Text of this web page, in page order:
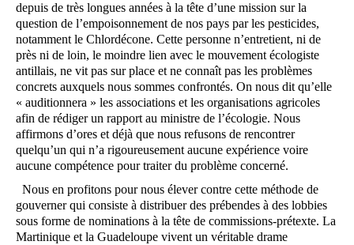
depuis de très longues années à la tête d’une mission sur la
question de l’empoisonnement de nos pays par les pesticides,
notamment le Chlordécone. Cette personne n’entretient, ni de
près ni de loin, le moindre lien avec le mouvement écologiste
antillais, ne vit pas sur place et ne connaît pas les problèmes
concrets auxquels nous sommes confrontés. On nous dit qu’elle
« auditionnera » les associations et les organisations agricoles
afin de rédiger un rapport au ministre de l’écologie. Nous
affirmons d’ores et déjà que nous refusons de rencontrer
quelqu’un qui n’a rigoureusement aucune expérience voire
aucune compétence pour traiter du problème concerné.
Nous en profitons pour nous élever contre cette méthode de
gouverner qui consiste à distribuer des prébendes à des lobbies
sous forme de nominations à la tête de commissions-prétexte. La
Martinique et la Guadeloupe vivent un véritable drame